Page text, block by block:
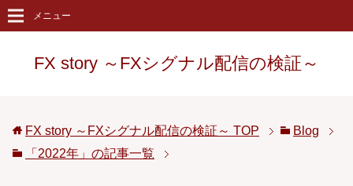
FX story ～FXシグナル配信の検証～
メニュー
FX story ～FXシグナル配信の検証～ TOP
Blog
「2022年」の記事一覧